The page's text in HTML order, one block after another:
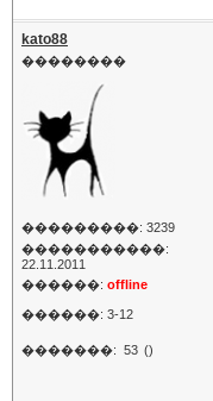
kato88
��������
���������: 3239
�����������:
22.11.2011
������: offline
������: 3-12
�������: 53 ()